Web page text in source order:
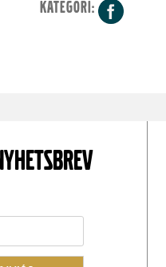
KATEGORI: